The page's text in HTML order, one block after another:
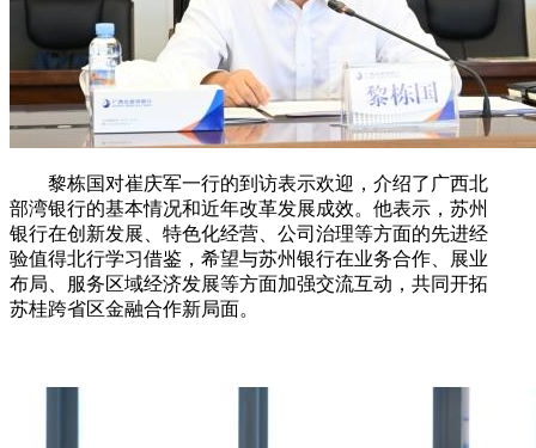
黎栋国对崔庆军一行的到访表示欢迎，介绍了广西北
部湾银行的基本情况和近年改革发展成效。他表示，苏州
银行在创新发展、特色化经营、公司治理等方面的先进经
验值得北行学习借鉴，希望与苏州银行在业务合作、展业
布局、服务区域经济发展等方面加强交流互动，共同开拓
苏桂跨省区金融合作新局面。